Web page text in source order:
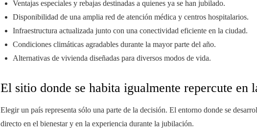
Ventajas especiales y rebajas destinadas a quienes ya se han jubilado.
Disponibilidad de una amplia red de atención médica y centros hospitalarios.
Infraestructura actualizada junto con una conectividad eficiente en la ciudad.
Condiciones climáticas agradables durante la mayor parte del año.
Alternativas de vivienda diseñadas para diversos modos de vida.
El sitio donde se habita igualmente repercute en
Elegir un país representa sólo una parte de la decisión. El entorno donde se
directo en el bienestar y en la experiencia durante la jubilación.